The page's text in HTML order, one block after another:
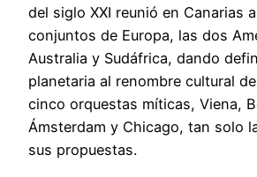
del siglo XXI reunió en Canarias
conjuntos de Europa, las dos
Australia y Sudáfrica, dando
planetaria al renombre cultural
cinco orquestas míticas, Viena,
Ámsterdam y Chicago, tan solo
sus propuestas.